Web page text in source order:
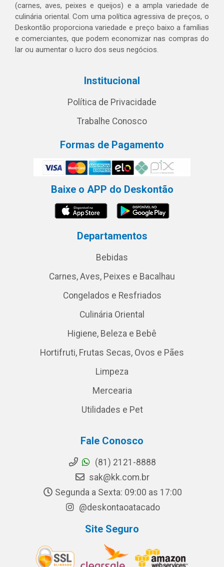
(carnes, aves, peixes e queijos) e a ampla variedade de
culinária oriental. Com uma política agressiva de preços, o
Deskontão proporciona variedade e preço baixo a famílias
e comerciantes, que podem economizar nas compras do
lar ou aumentar o lucro dos seus negócios.
Institucional
Política de Privacidade
Trabalhe Conosco
Formas de Pagamento
Baixe o APP do Deskontão
Departamentos
Bebidas
Carnes, Aves, Peixes e Bacalhau
Congelados e Resfriados
Culinária Oriental
Higiene, Beleza e Bebê
Hortifruti, Frutas Secas, Ovos e Pães
Limpeza
Mercearia
Utilidades e Pet
Fale Conosco
(81) 2121-8888
sak@kk.com.br
Segunda a Sexta: 09:00 as 17:00
@deskontaoatacado
Site Seguro